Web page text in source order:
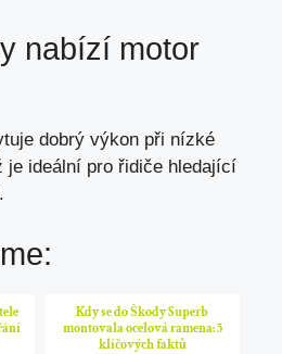
nabízí motor
dobrý výkon při nízké
je ideální pro řidiče hledající
Kdy se do Škody Superb
montovala ocelová ramena: 5
klíčových faktů